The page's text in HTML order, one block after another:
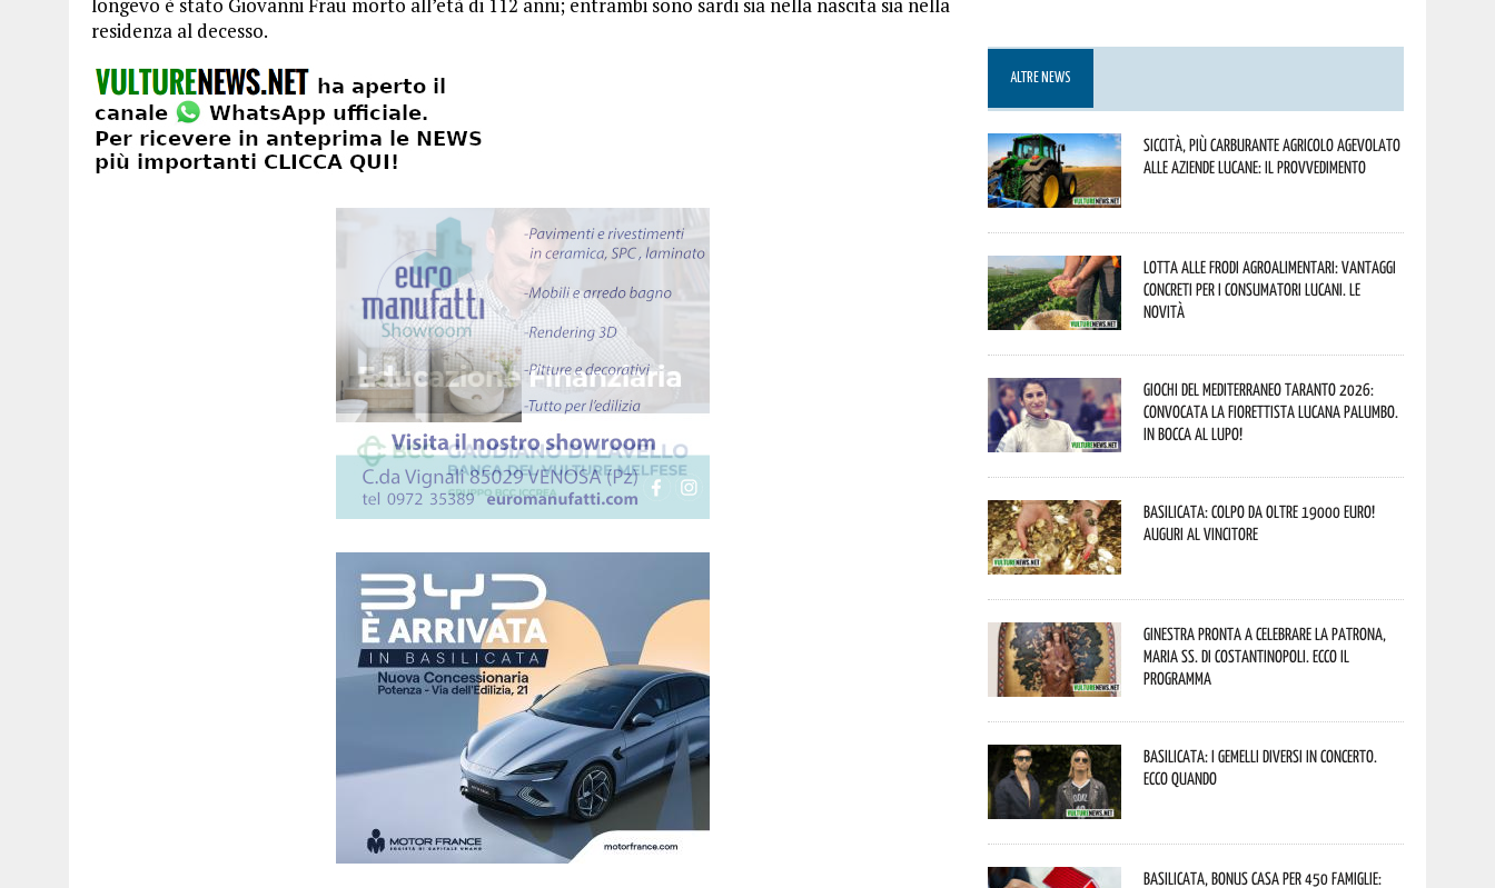
residenza al decesso.
ALTRE NEWS
Siccità, più carburante agricolo agevolato
alle aziende lucane: il provvedimento
Lotta alle frodi agroalimentari: vantaggi
concreti per i consumatori lucani. Le
novità
Giochi del Mediterraneo Taranto 2026:
convocata la fiorettista lucana Palumbo.
In bocca al lupo!
Basilicata: colpo da oltre 19000 Euro!
Auguri al vincitore
Ginestra pronta a celebrare la Patrona,
Maria SS. di Costantinopoli. Ecco il
programma
Basilicata: i Gemelli DiVersi in concerto.
Ecco quando
Basilicata, Bonus casa per 450 famiglie: